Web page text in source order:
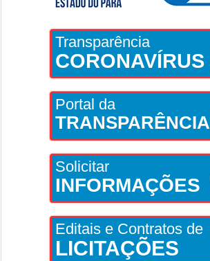
Transparência
CORONAVÍRUS
Portal da
TRANSPARÊNCIA
Solicitar
INFORMAÇÕES
Editais e Contratos de
LICITAÇÕES